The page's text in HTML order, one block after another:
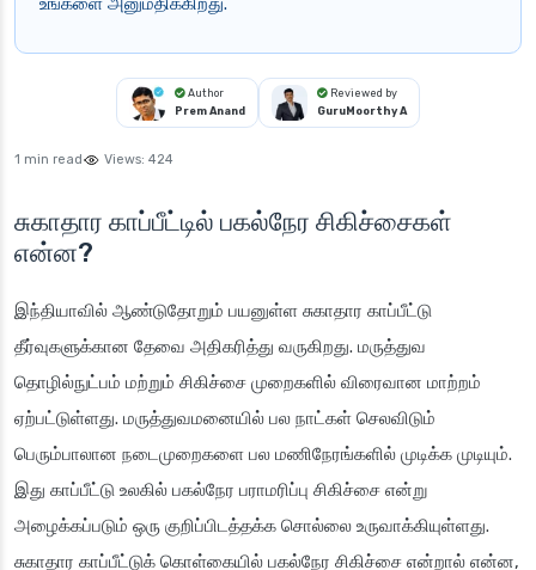
Author
Prem Anand
Reviewed by
GuruMoorthy A
1 min read Views: 424
சுகாதார காப்பீட்டில் பகல்நேர சிகிச்சைகள்
என்ன?
இந்தியாவில் ஆண்டுதோறும் பயனுள்ள சுகாதார காப்பீட்டு
தீர்வுகளுக்கான தேவை அதிகரித்து வருகிறது. மருத்துவ
தொழில்நுட்பம் மற்றும் சிகிச்சை முறைகளில் விரைவான மாற்றம்
ஏற்பட்டுள்ளது. மருத்துவமனையில் பல நாட்கள் செலவிடும்
பெரும்பாலான நடைமுறைகளை பல மணிநேரங்களில் முடிக்க முடியும்.
இது காப்பீட்டு உலகில் பகல்நேர பராமரிப்பு சிகிச்சை என்று
அழைக்கப்படும் ஒரு குறிப்பிடத்தக்க சொல்லை உருவாக்கியுள்ளது.
சுகாதார காப்பீட்டுக் கொள்கையில் பகல்நேர சிகிச்சை என்றால் என்ன,